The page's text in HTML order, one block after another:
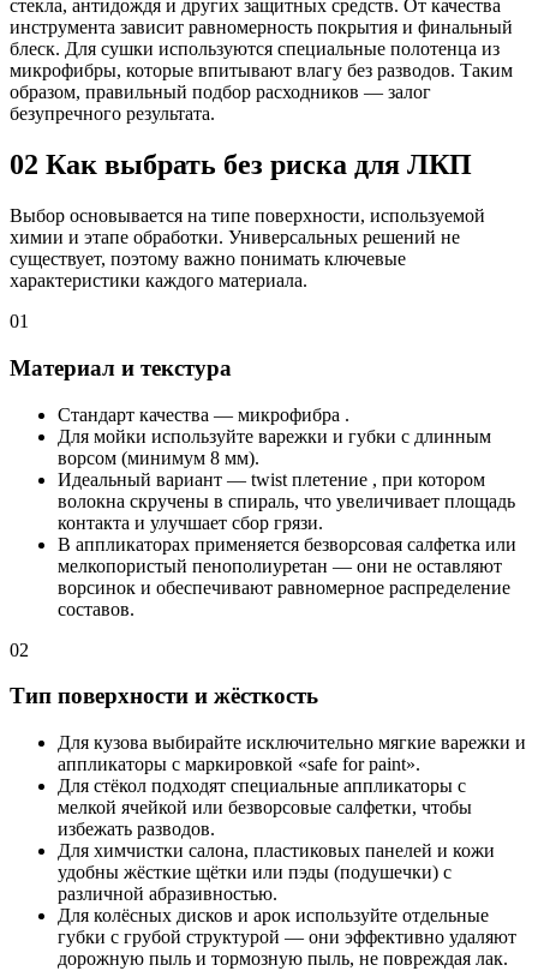
стекла, антидождя и других защитных средств. От качества
инструмента зависит равномерность покрытия и финальный
блеск. Для сушки используются специальные полотенца из
микрофибры, которые впитывают влагу без разводов. Таким
образом, правильный подбор расходников — залог
безупречного результата.
02 Как выбрать без риска для ЛКП
Выбор основывается на типе поверхности, используемой
химии и этапе обработки. Универсальных решений не
существует, поэтому важно понимать ключевые
характеристики каждого материала.
01
Материал и текстура
Стандарт качества — микрофибра .
Для мойки используйте варежки и губки с длинным
ворсом (минимум 8 мм).
Идеальный вариант — twist плетение , при котором
волокна скручены в спираль, что увеличивает площадь
контакта и улучшает сбор грязи.
В аппликаторах применяется безворсовая салфетка или
мелкопористый пенополиуретан — они не оставляют
ворсинок и обеспечивают равномерное распределение
составов.
02
Тип поверхности и жёсткость
Для кузова выбирайте исключительно мягкие варежки и
аппликаторы с маркировкой «safe for paint».
Для стёкол подходят специальные аппликаторы с
мелкой ячейкой или безворсовые салфетки, чтобы
избежать разводов.
Для химчистки салона, пластиковых панелей и кожи
удобны жёсткие щётки или пэды (подушечки) с
различной абразивностью.
Для колёсных дисков и арок используйте отдельные
губки с грубой структурой — они эффективно удаляют
дорожную пыль и тормозную пыль, не повреждая лак.